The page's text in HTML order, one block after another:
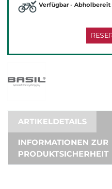
Verfügbar - Abholbereit
ARTIKELDETAILS
INFORMATIONEN ZUR
PRODUKTSICHERHEIT